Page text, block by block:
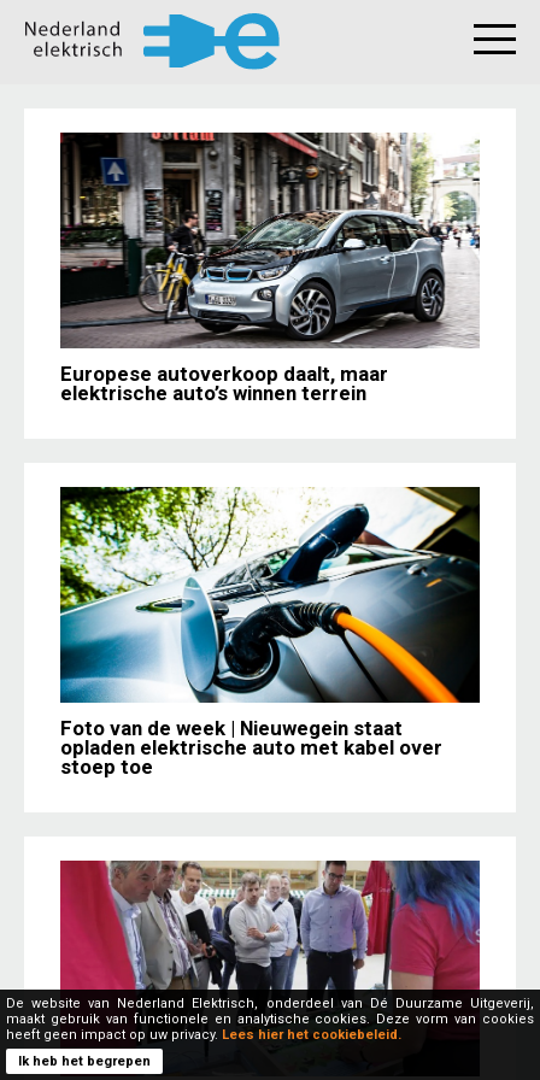
Europese autoverkoop daalt, maar
elektrische auto’s winnen terrein
Foto van de week | Nieuwegein staat
opladen elektrische auto met kabel over
stoep toe
De website van Nederland Elektrisch, onderdeel van Dé Duurzame Uitgeverij,
maakt gebruik van functionele en analytische cookies. Deze vorm van cookies
heeft geen impact op uw privacy. Lees hier het cookiebeleid.
Ik heb het begrepen